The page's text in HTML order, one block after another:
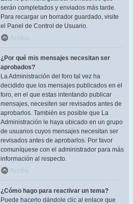
serán completados y enviados más tarde.
Para recargar un borrador guardado, visite
el Panel de Control de Usuario.
Arriba
¿Por qué mis mensajes necesitan ser
aprobados?
La Administración del foro tal vez ha
decidido que los mensajes publicados en el
foro, en el que estas intentando publicar
mensajes, necesiten ser revisados antes de
aprobarlos. También es posible que La
Administración le haya ubicado en un grupo
de usuarios cuyos mensajes necesitan ser
revisados antes de aprobarlos. Por favor
comuníquese con el administrador para más
información al respecto.
Arriba
¿Cómo hago para reactivar un tema?
Puede hacerlo dándole clic al enlace que